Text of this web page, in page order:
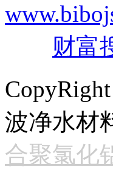
财富
波净水材
合聚氯化